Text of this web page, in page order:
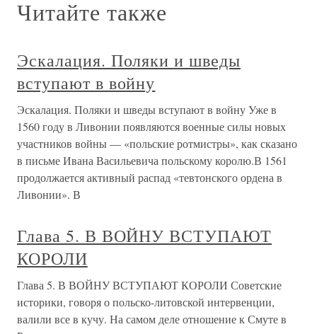
Читайте также
Эскалация. Поляки и шведы
вступают в войну
Эскалация. Поляки и шведы вступают в войну Уже в
1560 году в Ливонии появляются военные силы новых
участников войны — «польские ротмистры», как сказано
в письме Ивана Васильевича польскому королю.В 1561
продолжается активный распад «тевтонского ордена в
Ливонии». В
Глава 5. В ВОЙНУ ВСТУПАЮТ
КОРОЛИ
Глава 5. В ВОЙНУ ВСТУПАЮТ КОРОЛИ Советские
историки, говоря о польско-литовской интервенции,
валили все в кучу. На самом деле отношение к Смуте в